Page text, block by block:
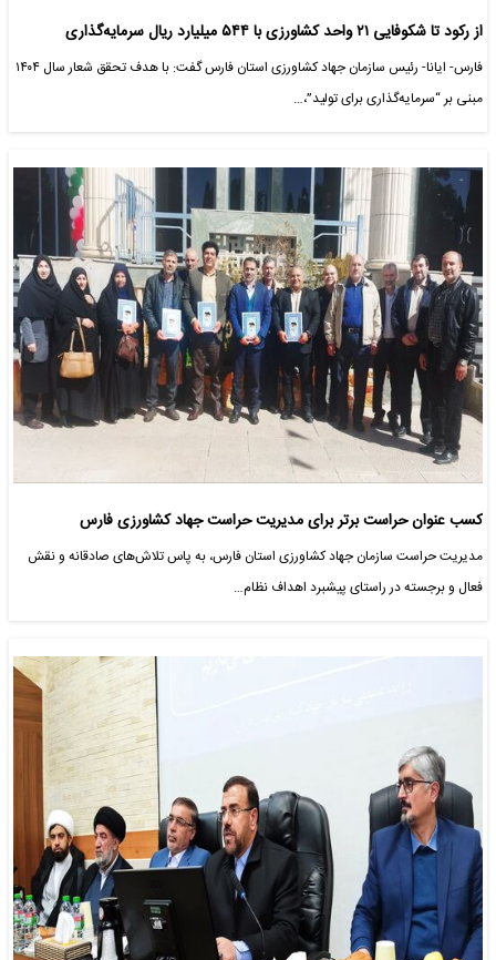
از رکود تا شکوفایی ۲۱ واحد کشاورزی با ۵۴۴ میلیارد ریال سرمایه‌گذاری
فارس- ایانا- رئیس سازمان جهاد کشاورزی استان فارس گفت: با هدف تحقق شعار سال ۱۴۰۴
مبنی بر “سرمایه‌گذاری برای تولید”،…
کسب عنوان حراست برتر برای مدیریت حراست جهاد کشاورزی فارس
مدیریت حراست سازمان جهاد کشاورزی استان فارس، به پاس تلاش‌های صادقانه و نقش
فعال و برجسته در راستای پیشبرد اهداف نظام…